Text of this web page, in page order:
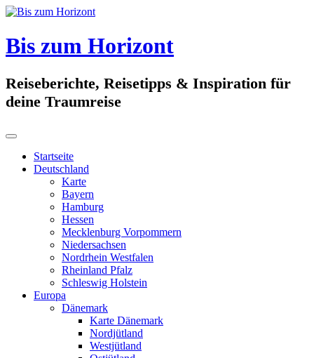
Skip
content
Bis zum Horizont
Reiseberichte, Reisetipps & Inspiration für
deine Traumreise
Startseite
Deutschland
Karte
Bayern
Hamburg
Hessen
Mecklenburg Vorpommern
Niedersachsen
Nordrhein Westfalen
Rheinland Pfalz
Schleswig Holstein
Europa
Dänemark
Karte Dänemark
Nordjütland
Westjütland